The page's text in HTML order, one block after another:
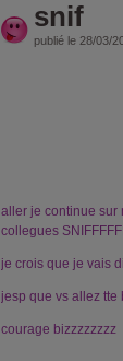
snif
publié le 28/03/
aller je continue sur
collegues
je crois que je vais
jesp que vs allez
courage bizzzzzzzz